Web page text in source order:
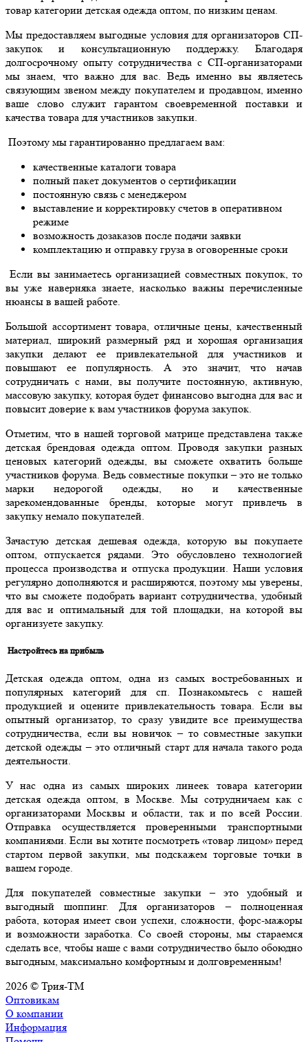
товар категории детская одежда оптом, по низким ценам.
Мы предоставляем выгодные условия для организаторов СП-
закупок и консультационную поддержку. Благодаря
долгосрочному опыту сотрудничества с СП-организаторами
мы знаем, что важно для вас. Ведь именно вы являетесь
связующим звеном между покупателем и продавцом, именно
ваше слово служит гарантом своевременной поставки и
качества товара для участников закупки.
Поэтому мы гарантированно предлагаем вам:
качественные каталоги товара
полный пакет документов о сертификации
постоянную связь с менеджером
выставление и корректировку счетов в оперативном
режиме
возможность дозаказов после подачи заявки
комплектацию и отправку груза в оговоренные сроки
Если вы занимаетесь организацией совместных покупок, то
вы уже наверняка знаете, насколько важны перечисленные
нюансы в вашей работе.
Большой ассортимент товара, отличные цены, качественный
материал, широкий размерный ряд и хорошая организация
закупки делают ее привлекательной для участников и
повышают ее популярность. А это значит, что начав
сотрудничать с нами, вы получите постоянную, активную,
массовую закупку, которая будет финансово выгодна для вас и
повысит доверие к вам участников форума закупок.
Отметим, что в нашей торговой матрице представлена также
детская брендовая одежда оптом. Проводя закупки разных
ценовых категорий одежды, вы сможете охватить больше
участников форума. Ведь совместные покупки – это не только
марки недорогой одежды, но и качественные
зарекомендованные бренды, которые могут привлечь в
закупку немало покупателей.
Зачастую детская дешевая одежда, которую вы покупаете
оптом, отпускается рядами. Это обусловлено технологией
процесса производства и отпуска продукции. Наши условия
регулярно дополняются и расширяются, поэтому мы уверены,
что вы сможете подобрать вариант сотрудничества, удобный
для вас и оптимальный для той площадки, на которой вы
организуете закупку.
Настройтесь на прибыль
Детская одежда оптом, одна из самых востребованных и
популярных категорий для сп. Познакомьтесь с нашей
продукцией и оцените привлекательность товара. Если вы
опытный организатор, то сразу увидите все преимущества
сотрудничества, если вы новичок – то совместные закупки
детской одежды – это отличный старт для начала такого рода
деятельности.
У нас одна из самых широких линеек товара категории
детская одежда оптом, в Москве. Мы сотрудничаем как с
организаторами Москвы и области, так и по всей России.
Отправка осуществляется проверенными транспортными
компаниями. Если вы хотите посмотреть «товар лицом» перед
стартом первой закупки, мы подскажем торговые точки в
вашем городе.
Для покупателей совместные закупки – это удобный и
выгодный шоппинг. Для организаторов – полноценная
работа, которая имеет свои успехи, сложности, форс-мажоры
и возможности заработка. Со своей стороны, мы стараемся
сделать все, чтобы наше с вами сотрудничество было обоюдно
выгодным, максимально комфортным и долговременным!
2026 © Трия-ТМ
Оптовикам
О компании
Информация